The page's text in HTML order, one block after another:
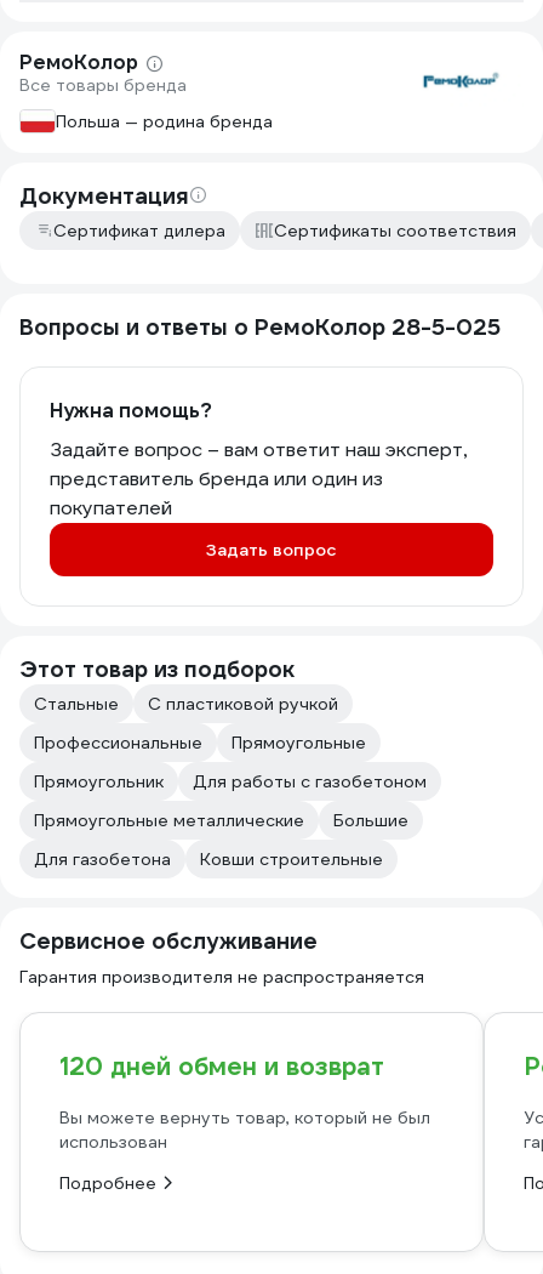
РемоКолор
Все товары бренда
Польша — родина бренда
Документация
Сертификат дилера Сертификаты соответствия
Вопросы и ответы о РемоКолор 28-5-025
Нужна помощь?
Задайте вопрос – вам ответит наш эксперт,
представитель бренда или один из
покупателей
Задать вопрос
Этот товар из подборок
Стальные
С пластиковой ручкой
Профессиональные
Прямоугольные
Прямоугольник
Для работы с газобетоном
Прямоугольные металлические
Большие
Для газобетона
Ковши строительные
Сервисное обслуживание
Гарантия производителя не распространяется
120 дней обмен и возврат
Вы можете вернуть товар, который не был
использован
Подробнее